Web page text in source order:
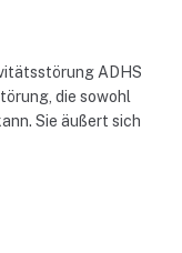
ADHS
die sowohl
Sie äußert sich